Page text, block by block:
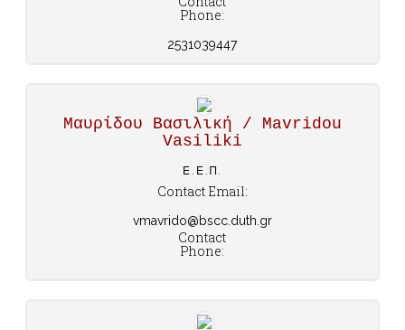
Phone:
2531039447
Μαυρίδου Βασιλική / Mavridou
Vasiliki
Ε.Ε.Π.
Contact Email:
vmavrido@bscc.duth.gr
Contact
Phone: